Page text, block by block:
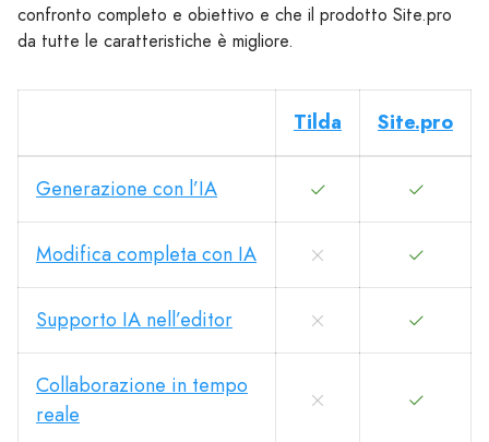
confronto completo e obiettivo e che il prodotto Site.pro
da tutte le caratteristiche è migliore.
Tilda Site.pro
Generazione con l’IA
Modifica completa con IA
Supporto IA nell’editor
Collaborazione in tempo
reale